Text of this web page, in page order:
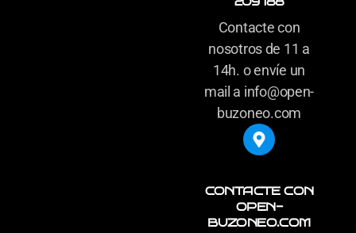
Contacte con
nosotros de 11 a
14h. o envíe un
mail a info@open-
buzoneo.com
CONTACTE CON
OPEN-
BUZONEO.COM